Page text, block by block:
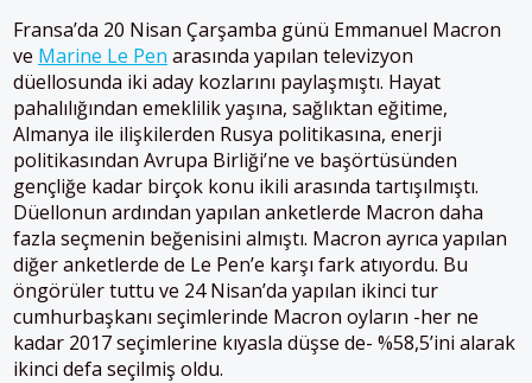
Fransa’da 20 Nisan Çarşamba günü Emmanuel Macron
ve Marine Le Pen arasında yapılan televizyon
düellosunda iki aday kozlarını paylaşmıştı. Hayat
pahalılığından emeklilik yaşına, sağlıktan eğitime,
Almanya ile ilişkilerden Rusya politikasına, enerji
politikasından Avrupa Birliği’ne ve başörtüsünden
gençliğe kadar birçok konu ikili arasında tartışılmıştı.
Düellonun ardından yapılan anketlerde Macron daha
fazla seçmenin beğenisini almıştı. Macron ayrıca yapılan
diğer anketlerde de Le Pen’e karşı fark atıyordu. Bu
öngörüler tuttu ve 24 Nisan’da yapılan ikinci tur
cumhurbaşkanı seçimlerinde Macron oyların -her ne
kadar 2017 seçimlerine kıyasla düşse de- %58,5’ini alarak
ikinci defa seçilmiş oldu.